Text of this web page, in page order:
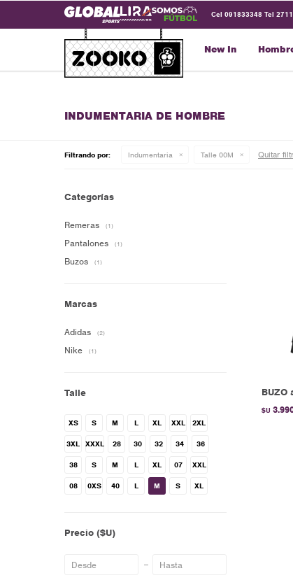
New In
Cel 091833348 Tel
INDUMENTARIA DE HOMBRE
Filtrando por: Indumentaria Talle 00M Quitar
BUZO
$U
Categorías
Remeras (1)
Pantalones (1)
Buzos (1)
Marcas
Adidas (2)
Nike (1)
Talle
XS S M L XL XXL 2XL
3XL XXXL 28 30 32 34 36
38 S M L XL 07 XXL
08 0XS 40 L M S XL
Precio ($U)